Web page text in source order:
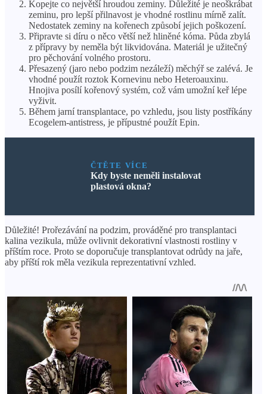
Kopejte co největší hroudou zeminy. Důležité je neoškrábat
zeminu, pro lepší přilnavost je vhodné rostlinu mírně zalít.
Nedostatek zeminy na kořenech způsobí jejich poškození.
Připravte si díru o něco větší než hliněné kóma. Půda zbylá
z přípravy by neměla být likvidována. Materiál je užitečný
pro pěchování volného prostoru.
Přesazený (jaro nebo podzim nezáleží) měchýř se zalévá. Je
vhodné použít roztok Kornevinu nebo Heteroauxinu.
Hnojiva posílí kořenový systém, což vám umožní keř lépe
vyživit.
Během jarní transplantace, po vzhledu, jsou listy postříkány
Ecogelem-antistress, je přípustné použít Epin.
ČTĚTE VÍCE
Kdy byste neměli instalovat
plastová okna?
Důležité! Prořezávání na podzim, prováděné pro transplantaci
kalina vezikula, může ovlivnit dekorativní vlastnosti rostliny v
příštím roce. Proto se doporučuje transplantovat odrůdy na jaře,
aby příští rok měla vezikula reprezentativní vzhled.